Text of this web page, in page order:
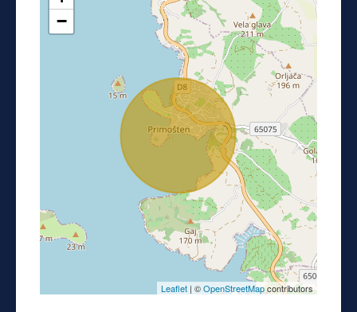
−
Leaflet | ©OpenStreetMapcontributors